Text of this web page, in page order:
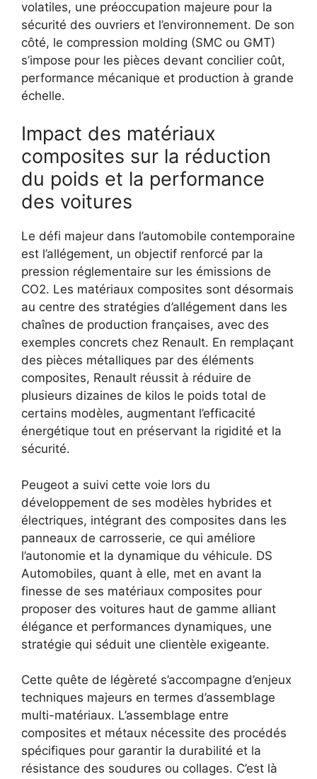
volatiles, une préoccupation majeure pour la
sécurité des ouvriers et l’environnement. De son
côté, le compression molding (SMC ou GMT)
s’impose pour les pièces devant concilier coût,
performance mécanique et production à grande
échelle.
Impact des matériaux
composites sur la réduction
du poids et la performance
des voitures
Le défi majeur dans l’automobile contemporaine
est l’allégement, un objectif renforcé par la
pression réglementaire sur les émissions de
CO2. Les matériaux composites sont désormais
au centre des stratégies d’allégement dans les
chaînes de production françaises, avec des
exemples concrets chez Renault. En remplaçant
des pièces métalliques par des éléments
composites, Renault réussit à réduire de
plusieurs dizaines de kilos le poids total de
certains modèles, augmentant l’efficacité
énergétique tout en préservant la rigidité et la
sécurité.
Peugeot a suivi cette voie lors du
développement de ses modèles hybrides et
électriques, intégrant des composites dans les
panneaux de carrosserie, ce qui améliore
l’autonomie et la dynamique du véhicule. DS
Automobiles, quant à elle, met en avant la
finesse de ses matériaux composites pour
proposer des voitures haut de gamme alliant
élégance et performances dynamiques, une
stratégie qui séduit une clientèle exigeante.
Cette quête de légèreté s’accompagne d’enjeux
techniques majeurs en termes d’assemblage
multi-matériaux. L’assemblage entre
composites et métaux nécessite des procédés
spécifiques pour garantir la durabilité et la
résistance des soudures ou collages. C’est là